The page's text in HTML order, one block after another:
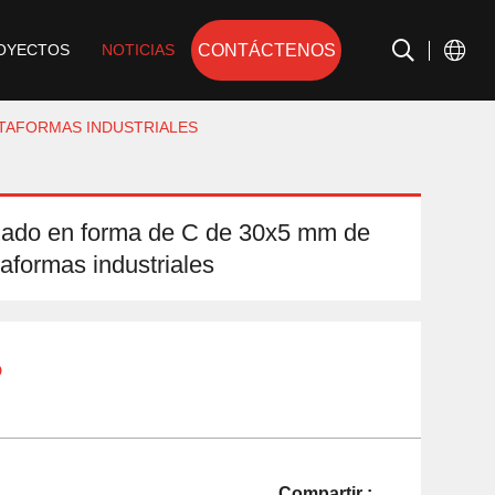
NOTICIAS CONTÁCTENOS
INDUSTRIALES
en forma de C de 30x5 mm de
industriales